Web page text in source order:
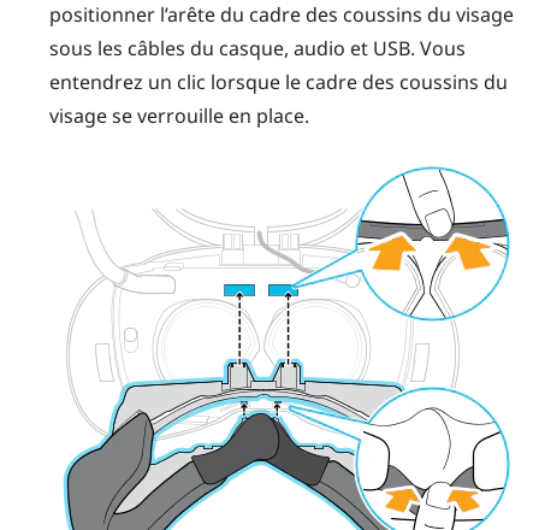
positionner l’arête du cadre des coussins du visage
sous les câbles du casque, audio et USB. Vous
entendrez un clic lorsque le cadre des coussins du
visage se verrouille en place.